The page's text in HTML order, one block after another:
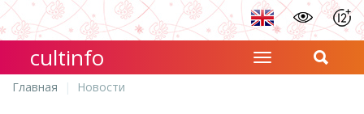
cultinfo
Главная Новости